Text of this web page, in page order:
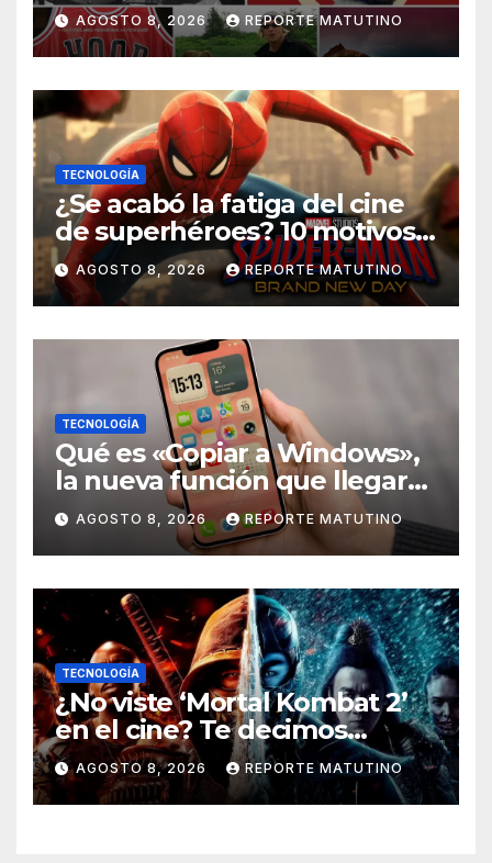
AGOSTO 8, 2026 REPORTE MATUTINO
TECNOLOGÍA
¿Se acabó la fatiga del cine
de superhéroes? 10 motivos
por los que ‘Spider-Man:
Brand New Day» desmiente
esa teoría
AGOSTO 8, 2026 REPORTE MATUTINO
TECNOLOGÍA
Qué es «Copiar a Windows»,
la nueva función que llegará
al iPhone solo para Europa
AGOSTO 8, 2026 REPORTE MATUTINO
TECNOLOGÍA
¿No viste ‘Mortal Kombat 2’
en el cine? Te decimos
dónde verla en streaming
ahora mismo y te damos tres
razones para hacerlo
AGOSTO 8, 2026 REPORTE MATUTINO